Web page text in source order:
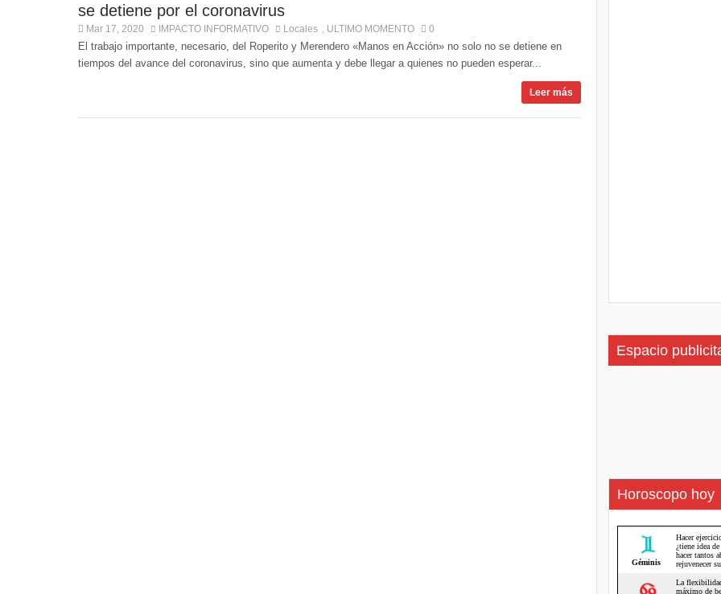
se detiene por el coronavirus
Mar 17, 2020 IMPACTO INFORMATIVO Locales ULTIMO MOMENTO 0
El trabajo importante, necesario, del Roperito y Merendero «Manos en Acción» no solo no se detiene en
tiempos del avance del coronavirus, sino que aumenta y debe llegar a quienes no pueden esperar...
Leer más
Espacio
Horoscopo hoy